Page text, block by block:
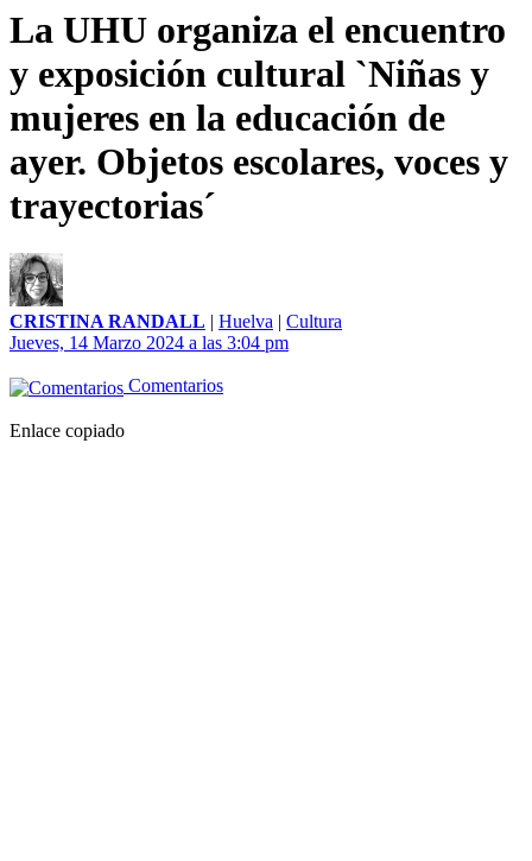
La UHU organiza el encuentro
y exposición cultural `Niñas y
mujeres en la educación de
ayer. Objetos escolares, voces y
trayectorias´
CRISTINA RANDALL | Huelva | Cultura
Jueves, 14 Marzo 2024 a las 3:04 pm
Comentarios
Enlace copiado